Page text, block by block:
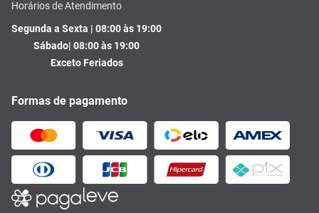
Horários de Atendimento
Segunda a Sexta | 08:00 às 19:00
Sábado| 08:00 às 19:00
Exceto Feriados
Formas de pagamento